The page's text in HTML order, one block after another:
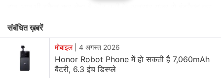
Honor
ने अपना पहला रोबोटिक्स फोन पेश कर दुनिया को चौंका दिया
है। कंपनी ने कॉन्सेप्ट फोन का एक 2.45 मिनट का वीडियो भी जारी
किया है। देखा जा सकता है कि फोन से एक पॉप-अप कैमरा बाहर निकल
संबंधित ख़बरें
मोबाइल| 4 अगस्त 2026
Honor Robot Phone में हो सकती है 7,060mAh
बैटरी, 6.3 इंच डिस्प्ले